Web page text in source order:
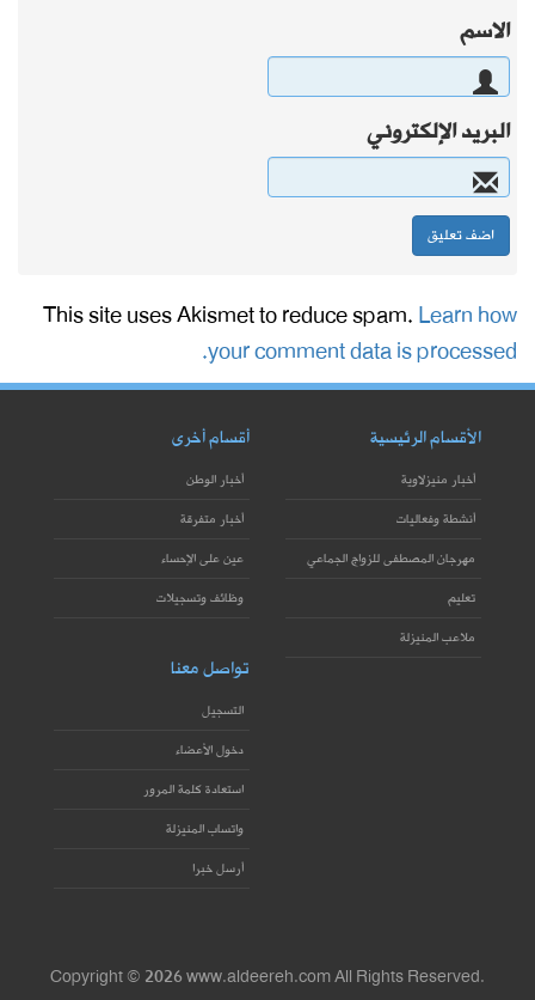
الاسم
البريد الإلكتروني
This site uses Akismet to reduce spam.Learn how
your comment data is processed.
الأقسام الرئيسية
أخبار منيزلاوية
أنشطة وفعاليات
مهرجان المصطفى للزواج الجماعي
تعليم
ملاعب المنيزلة
أقسام أخرى
أخبار الوطن
أخبار متفرقة
عين على الإحساء
وظائف وتسجيلات
تواصل معنا
التسجيل
دخول الأعضاء
استعادة كلمة المرور
واتساب المنيزلة
أرسل خبرا
Copyright © 2026 www.aldeereh.com All Rights Reserved.